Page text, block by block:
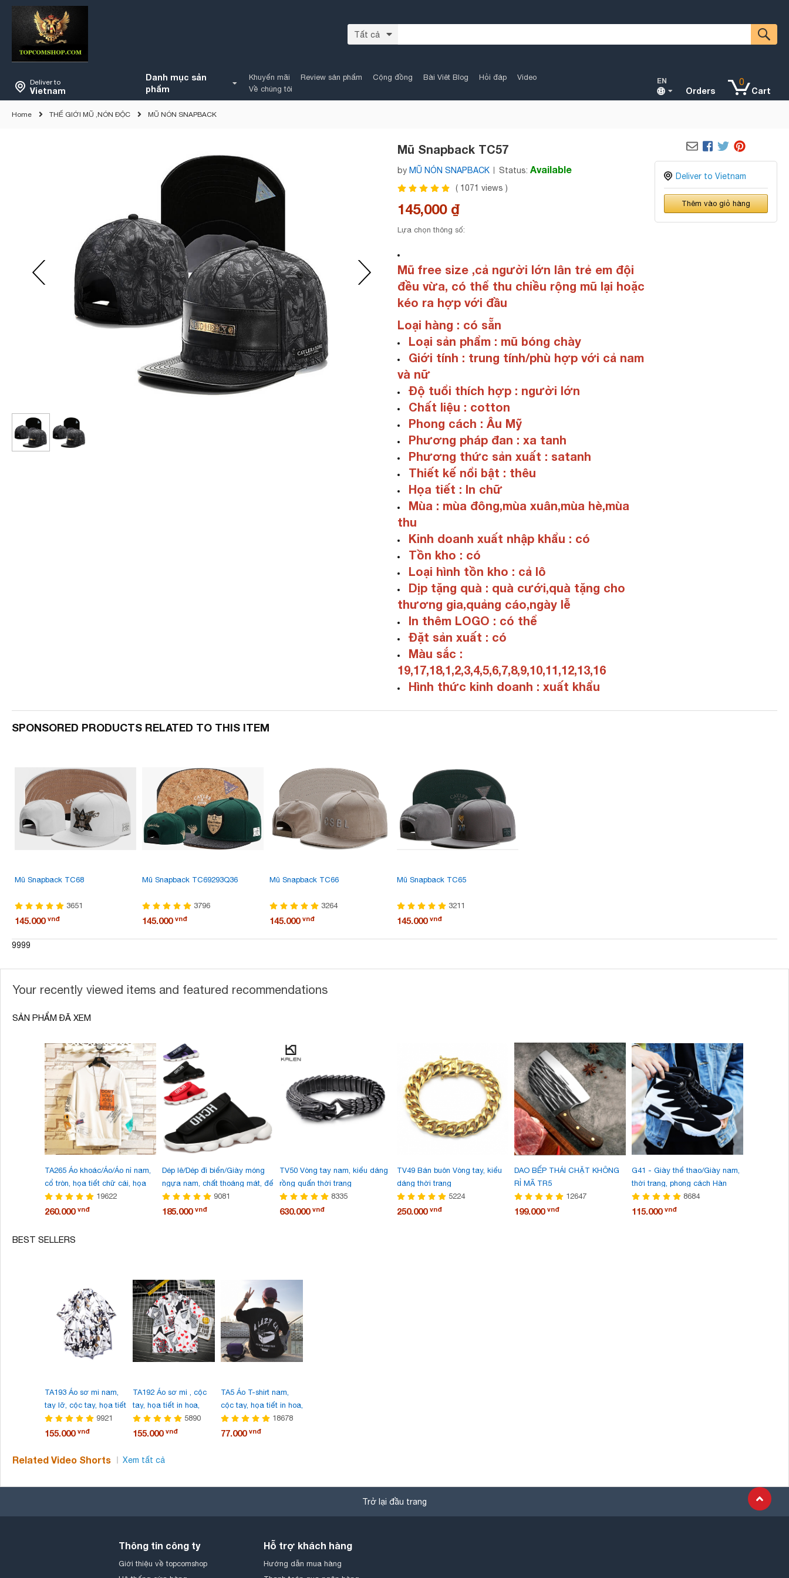
Tất cả
Deliver to
Vietnam
Danh mục sản
phẩm
Khuyến mãi Review sản phẩm Cộng đồng Bài Viêt Blog Hỏi đáp
Video
Về chúng tôi
EN
Orders
0
Cart
Home THẾ GIỚI MŨ ,NÓN ĐỘC MŨ NÓN SNAPBACK
Mũ Snapback TC57
by MŨ NÓN SNAPBACK Status: Available
( 1071 views )
145,000 ₫
Lựa chọn thông số:
Mũ free size ,cả người lớn lân trẻ em đội
đều vừa, có thể thu chiều rộng mũ lại hoặc
kéo ra hợp với đầu
Loại hàng : có sẵn
Loại sản phẩm : mũ bóng chày
Giới tính : trung tính/phù hợp với cả nam
và nữ
Độ tuổi thích hợp : người lớn
Chất liệu : cotton
Phong cách : Âu Mỹ
Phương pháp đan : xa tanh
Phương thức sản xuất : satanh
Thiết kế nổi bật : thêu
Họa tiết : In chữ
Mùa : mùa đông,mùa xuân,mùa hè,mùa
thu
Kinh doanh xuất nhập khẩu : có
Tồn kho : có
Loại hình tồn kho : cả lô
Dịp tặng quà : quà cưới,quà tặng cho
thương gia,quảng cáo,ngày lễ
In thêm LOGO : có thể
Đặt sản xuất : có
Màu sắc :
19,17,18,1,2,3,4,5,6,7,8,9,10,11,12,13,16
Hình thức kinh doanh : xuất khẩu
Deliver to Vietnam
Thêm vào giỏ hàng
SPONSORED PRODUCTS RELATED TO THIS ITEM
Mũ Snapback TC68
3651
145.000 vnđ
Mũ Snapback TC69293Q36
3796
145.000 vnđ
Mũ Snapback TC66
3264
145.000 vnđ
Mũ Snapback TC65
3211
145.000 vnđ
9999
Your recently viewed items and featured recommendations
SẢN PHẨM ĐÃ XEM
TA265 Áo khoác/Áo/Áo nỉ nam,
cổ tròn, họa tiết chữ cái, họa
tiết in hoa, size lớn, phong cách
cá tính, kiểu dáng thời trang,
19622
260.000 vnđ
Dép lê/Dép đi biển/Giày móng
ngựa nam, chất thoáng mát, đế
dày, thời trang, phong cách
Hàn Quốc, phù hợp cho mùa
9081
185.000 vnđ
TV50 Vòng tay nam, kiểu dáng
rồng quấn thời trang
8335
630.000 vnđ
TV49 Bán buôn Vòng tay, kiểu
dáng thời trang
5224
250.000 vnđ
DAO BẾP THÁI CHẶT KHÔNG
RỈ MÃ TR5
12647
199.000 vnđ
G41 - Giày thể thao/Giày nam,
thời trang, phong cách Hàn
Quốc, dễ kết hợp, phù hợp cho
mùa xuân, cập nhật xu hướng
8684
115.000 vnđ
BEST SELLERS
TA193 Áo sơ mi nam,
tay lỡ, cộc tay, họa tiết
hoa nhí, thích hợp cho
đi biển, kiểu dáng rộng
9921
155.000 vnđ
TA192 Áo sơ mi , cộc
tay, họa tiết in hoa,
phong cách cá tính,
thời trang, bán chạy
5890
155.000 vnđ
TA5 Áo T-shirt nam,
cộc tay, họa tiết in hoa,
họa tiết hình động vật,
kiểu dáng thời trang,
18678
77.000 vnđ
Related Video Shorts Xem tất cả
Trở lại đầu trang
Thông tin công ty
Giới thiệu về topcomshop
Hỗ trợ khách hàng
Hướng dẫn mua hàng